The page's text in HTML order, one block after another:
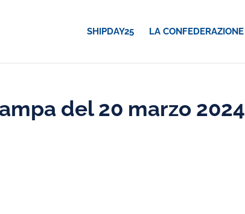
SHIPDAY25 LA CONFEDERAZIONE
del 20 marzo 2024